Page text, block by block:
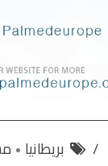
بريطانيا